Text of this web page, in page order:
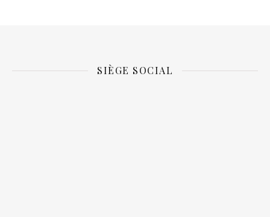
SIÈGE SOCIAL